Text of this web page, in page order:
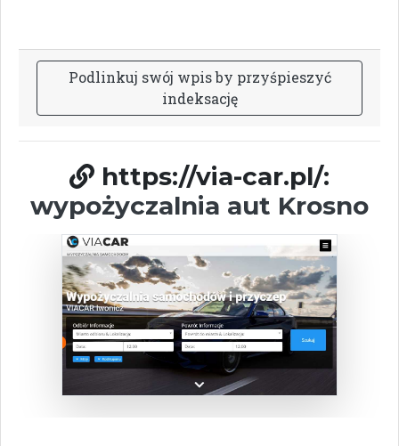
Podlinkuj swój wpisby przyśpieszyć
indeksację
https://via-car.pl/:
wypożyczalnia aut Krosno